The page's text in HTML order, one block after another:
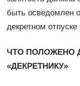
быть осведомлен
декретном
ЧТО ПОЛОЖЕНО
«ДЕКРЕТНИКУ»